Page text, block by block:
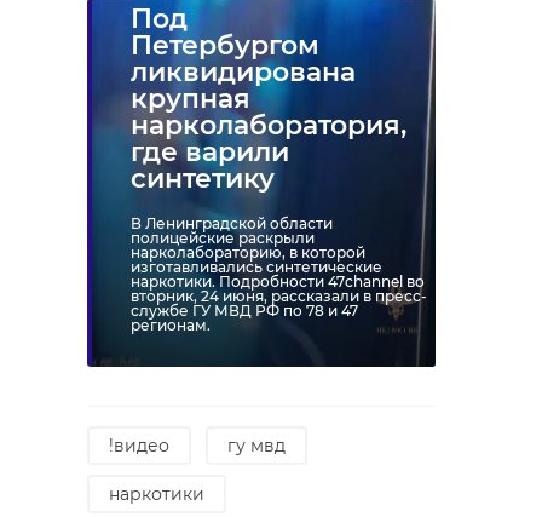
Под
Петербургом
ликвидирована
крупная
нарколаборатория,
где варили
синтетику
В Ленинградской области
полицейские раскрыли
нарколабораторию, в которой
изготавливались синтетические
наркотики. Подробности 47channel во
вторник, 24 июня, рассказали в пресс-
службе ГУ МВД РФ по 78 и 47
регионам.
!видео гу мвд
наркотики